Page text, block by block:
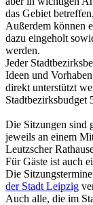
das Gebiet
Außerdem können
dazu eingeholt
werden.
Jeder
Ideen und
direkt unterstützt
Stadtbezirksbudget
Die Sitzungen sind
jeweils an einem
Leutzscher
Für Gäste ist auch
Die
der Stadt Leipzig
Auch alle, die im